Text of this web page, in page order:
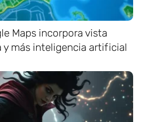
Maps incorpora vista
y más inteligencia artificial